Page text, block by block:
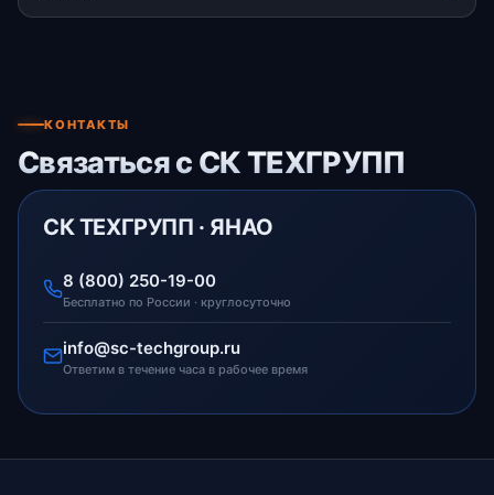
КОНТАКТЫ
Связаться с СК ТЕХГРУПП
СК ТЕХГРУПП · ЯНАО
8 (800) 250-19-00
Бесплатно по России · круглосуточно
info@sc-techgroup.ru
Ответим в течение часа в рабочее время